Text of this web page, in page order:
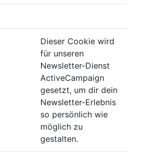
Dieser Cookie wird
für unseren
Newsletter-Dienst
ActiveCampaign
gesetzt, um dir dein
Newsletter-Erlebnis
so persönlich wie
möglich zu
gestalten.